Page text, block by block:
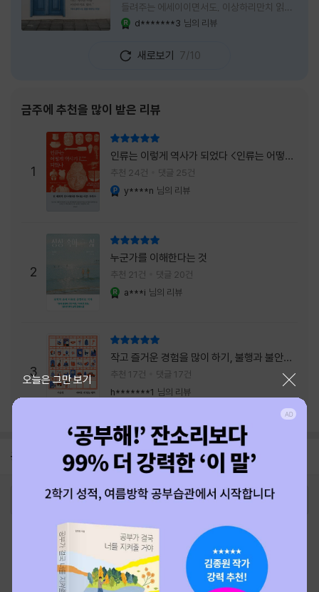
들려주는 에세이이면서도, 이상하리만치 읽는
사람 자신의 삶을 다시 돌아보게 만드는 책이었
으로 머물지 않고, 각자의 상처와 후회, 다 지나
온 줄 알았던 마음의 결을 가만히 비추는 거울
는다는 것, 대신 지나온 시간 속에서 비로소 알
있고 무너지지 않는 것보다 다시 일어서는 일이
더 중요하다는 사실을 담담하게 보여줍니다. 그
래서 읽는 내내 위로가 과장되지 않았고, 오히
려 그 절제된 진심 덕분에 더 오래 마음에 남았
습니다. 책 곳곳에
d*******3 님의 리뷰
새로보기 7/10
금주에 추천을 많이 받은 리뷰
1
인류는 이렇게 역사가 되었다 <인류는 어떻게
역사가 되었나>
추천 24건 댓글 25건
y****n 님의 리뷰
2
누군가를 이해한다는 것
추천 21건 댓글 20건
a***i 님의 리뷰
3
작고 즐거운 경험을 많이 하기, 불행과 불안을
회피하지 말기, 그리고 좋은 사람을 많이 만나
기.
추천 17건
댓글 17건
h*******1 님의 리뷰
공지 26년 NBCI 수상 안내
2026-08-01
오늘은 그만 보기
로그인 최근 본 상품 주문/배송
고객센터 1544-3800 티켓 1544-6399
중고샵 1566-4295
eBook 1:1문의/채팅상담
예스이십사(주) 사업자 정보
이용약관
개인정보처리방침 청소년보호정책